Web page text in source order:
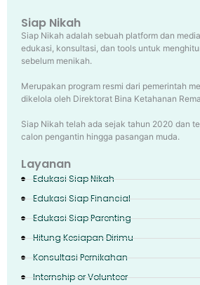
Siap Nikah
Siap Nikah adalah sebuah platform dan
edukasi, konsultasi, dan tools untuk
sebelum menikah.
Merupakan program resmi dari pemerintah
dikelola oleh Direktorat Bina Ketahanan
Siap Nikah telah ada sejak tahun 2020 dan
calon pengantin hingga pasangan muda.
Layanan
Edukasi Siap Nikah
Edukasi Siap Financial
Edukasi Siap Parenting
Hitung Kesiapan Dirimu
Konsultasi Pernikahan
Internship or Volunteer